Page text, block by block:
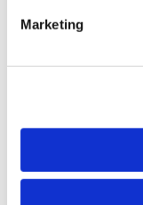
Marketing